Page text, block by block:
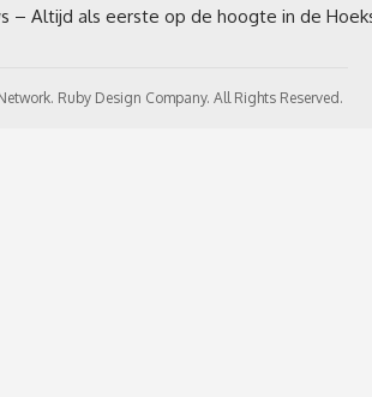
Ruby Design Company. All Rights Reserved.